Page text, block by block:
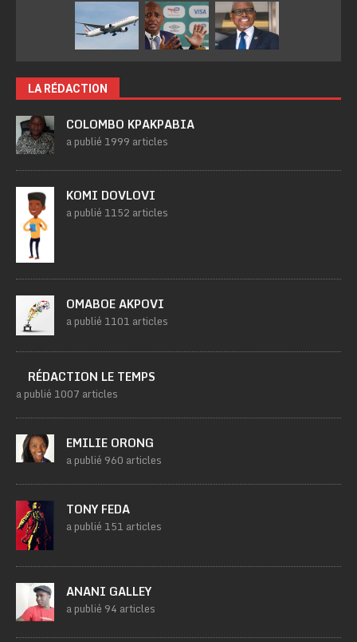
LA RÉDACTION
COLOMBO KPAKPABIA
a publié 1999 articles
KOMI DOVLOVI
a publié 1152 articles
OMABOE AKPOVI
a publié 1101 articles
RÉDACTION LE TEMPS
a publié 1007 articles
EMILIE ORONG
a publié 960 articles
TONY FEDA
a publié 151 articles
ANANI GALLEY
a publié 94 articles